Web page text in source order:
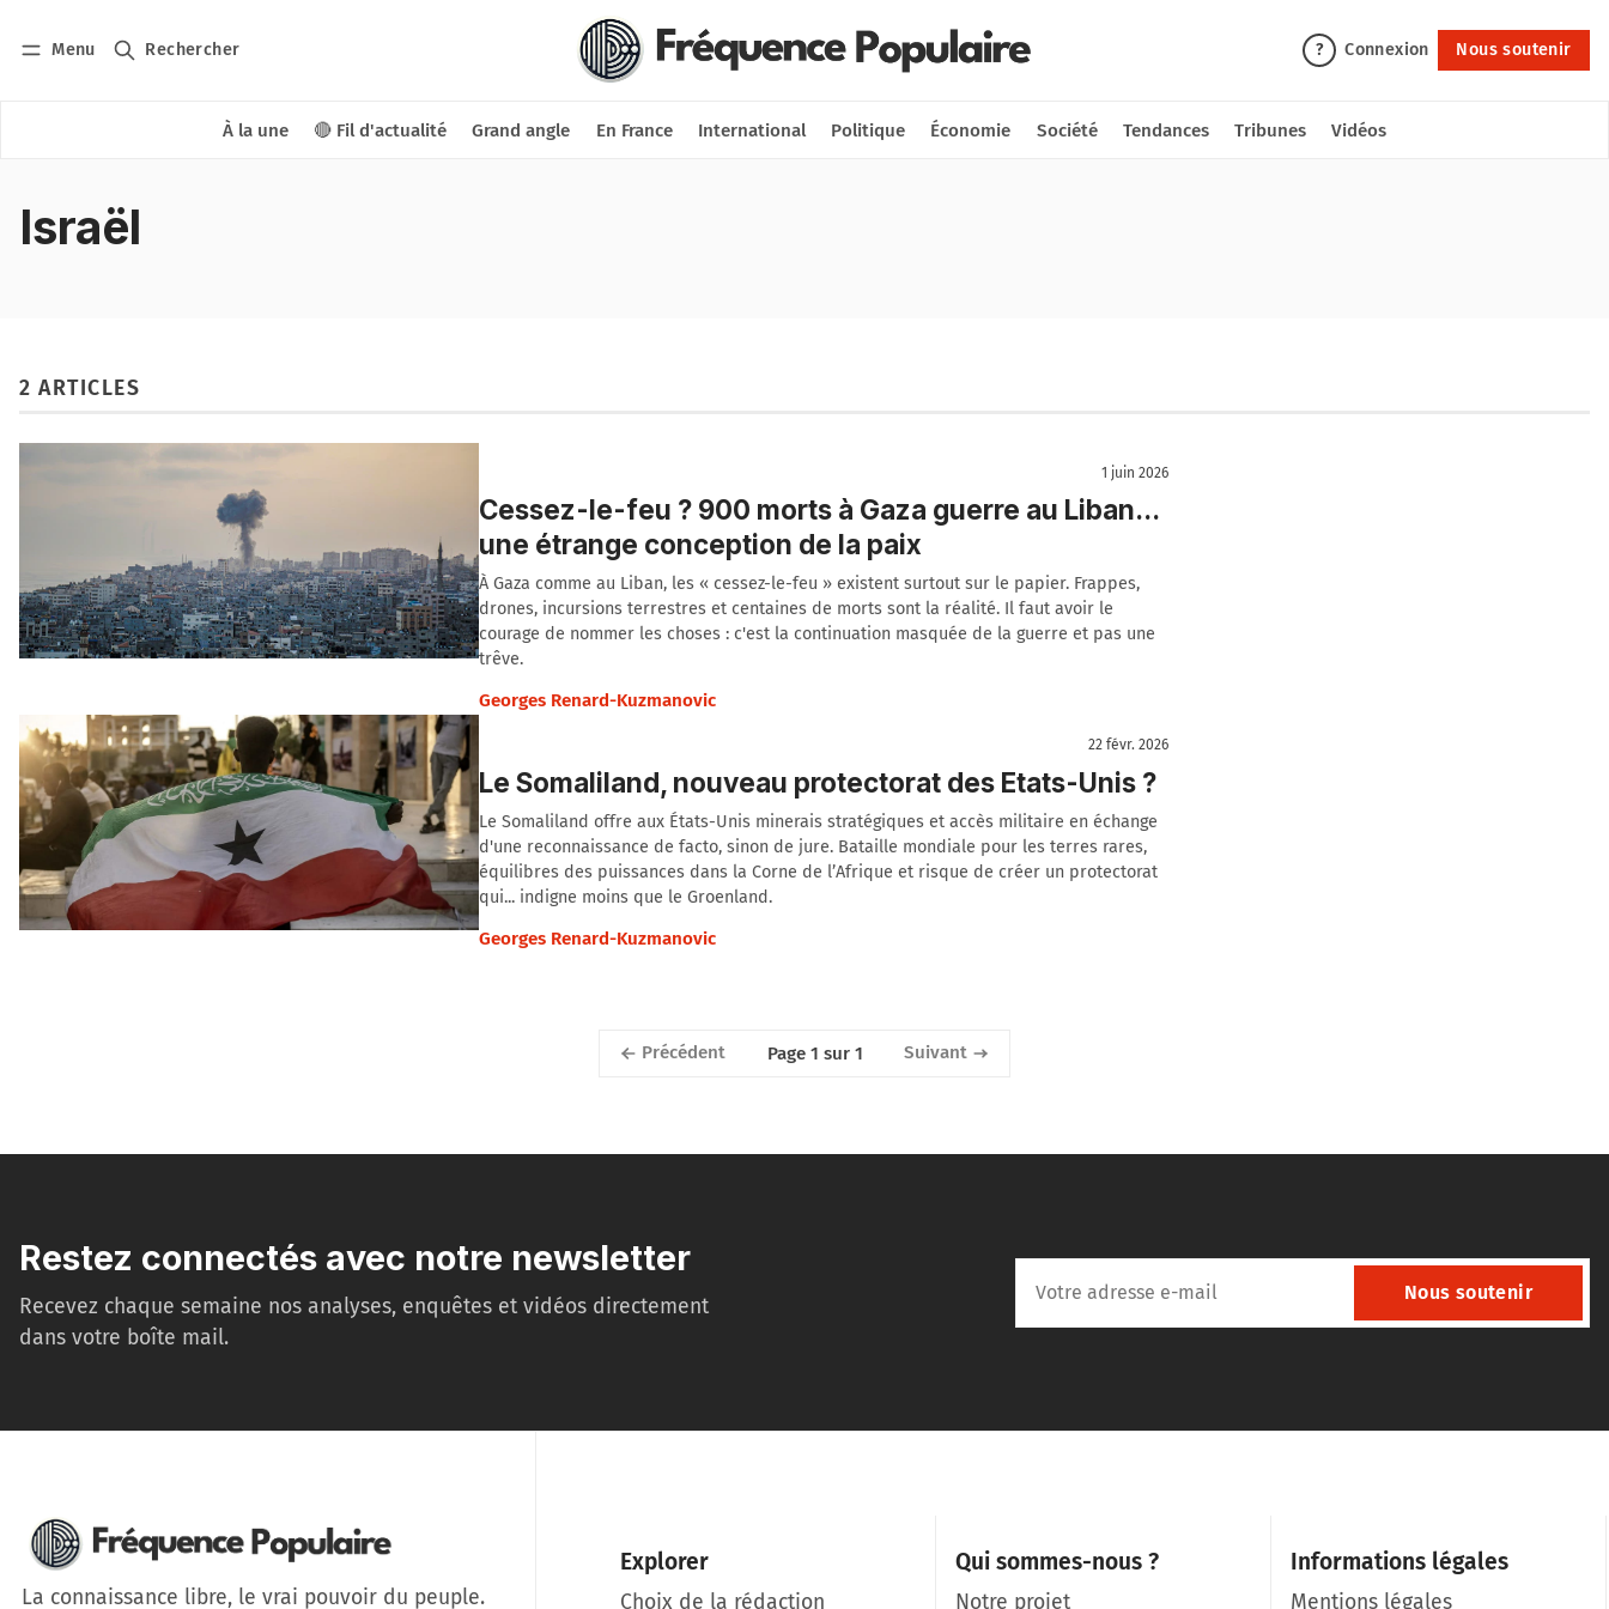
Menu Rechercher ? Connexion Nous soutenir
À la une 🔴 Fil d'actualité Grand angle En France International Politique Économie Société Tendances Tribunes Vidéos
Nous soutenir
Israël
2 ARTICLES
1 juin 2026
Cessez-le-feu ? 900 morts à Gaza guerre au Liban...
une étrange conception de la paix
À Gaza comme au Liban, les « cessez-le-feu » existent surtout sur le papier. Frappes,
drones, incursions terrestres et centaines de morts sont la réalité. Il faut avoir le
courage de nommer les choses : c'est la continuation masquée de la guerre et pas une
trêve.
Georges Renard-Kuzmanovic
22 févr. 2026
Le Somaliland, nouveau protectorat des Etats-Unis ?
Le Somaliland offre aux États-Unis minerais stratégiques et accès militaire en échange
d'une reconnaissance de facto, sinon de jure. Bataille mondiale pour les terres rares,
équilibres des puissances dans la Corne de l’Afrique et risque de créer un protectorat
qui... indigne moins que le Groenland.
Georges Renard-Kuzmanovic
Précédent Page 1 sur 1 Suivant
Restez connectés avec notre newsletter
Recevez chaque semaine nos analyses, enquêtes et vidéos directement
dans votre boîte mail.
Nous soutenir
La connaissance libre, le vrai pouvoir du peuple.
Explorer
Choix de la rédaction
Qui sommes-nous ?
Notre projet
Informations légales
Mentions légales